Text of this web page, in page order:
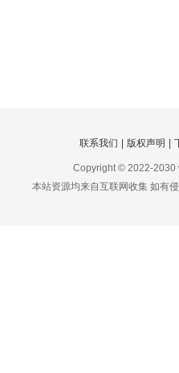
联系我们 版权声明
Copyright © 2022-2030
本站资源均来自互联网收集 如有